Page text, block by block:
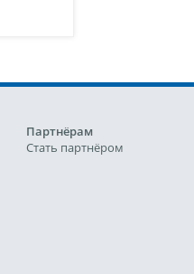
Партнёрам
Стать партнёром